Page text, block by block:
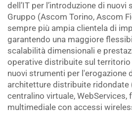
dell’IT per l’introduzione di nuovi
Gruppo (Ascom Torino, Ascom
sempre più ampia clientela di
garantendo una maggiore
scalabilità dimensionali e
operative distribuite sul
nuovi strumenti per l'erogazione
architetture distribuite ridondate
centralino virtuale, WebServices,
multimediale con accessi